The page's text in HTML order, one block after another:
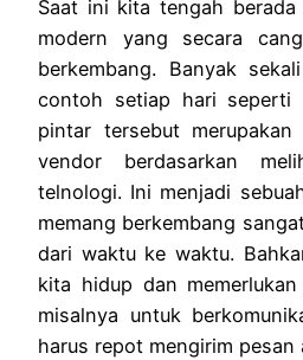
Saat ini kita tengah
modern yang secara
berkembang. Banyak
contoh setiap hari seperti
pintar tersebut
vendor berdasarkan
telnologi. Ini menjadi
memang berkembang
dari waktu ke waktu.
kita hidup dan
misalnya untuk
harus repot mengirim pesan